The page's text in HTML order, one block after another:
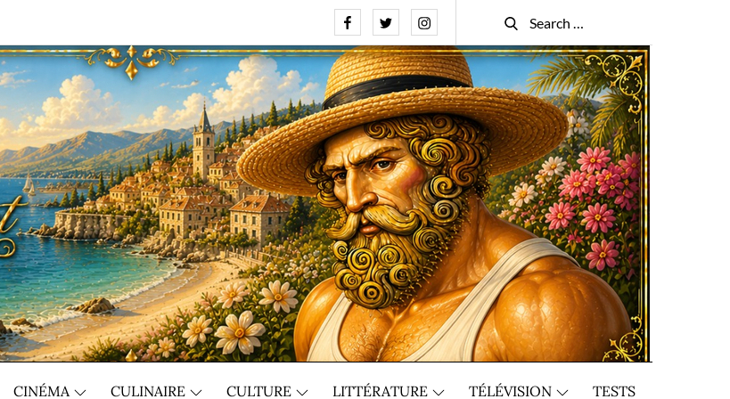
FacebookTwitterInstagram
Search
for:
Search
CINÉMA CULINAIRE CULTURE LITTÉRATURE TÉLÉVISION TESTS